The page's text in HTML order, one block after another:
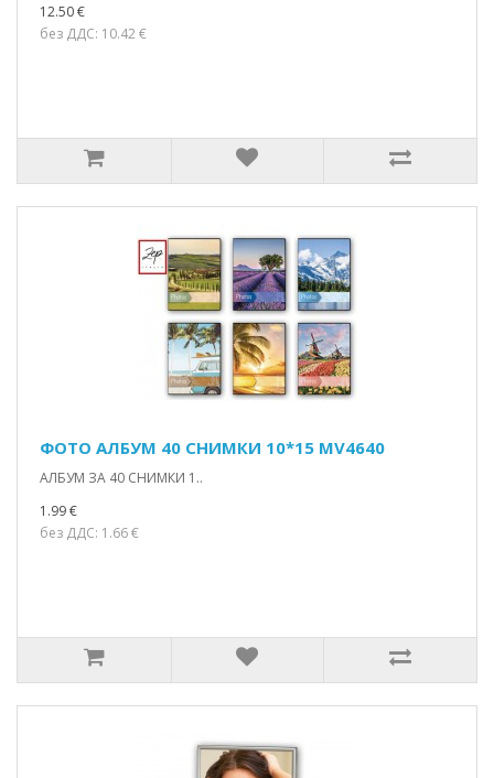
12.50 €
без ДДС: 10.42 €
ФОТО АЛБУМ 40 СНИМКИ 10*15 MV4640
АЛБУМ ЗА 40 СНИМКИ 1..
1.99 €
без ДДС: 1.66 €